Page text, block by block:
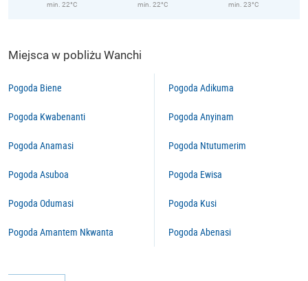
min. 22°C
min. 22°C
min. 23°C
Miejsca w pobliżu Wanchi
Pogoda Biene
Pogoda Kwabenanti
Pogoda Anamasi
Pogoda Asuboa
Pogoda Odumasi
Pogoda Amantem Nkwanta
Pogoda Adikuma
Pogoda Anyinam
Pogoda Ntutumerim
Pogoda Ewisa
Pogoda Kusi
Pogoda Abenasi